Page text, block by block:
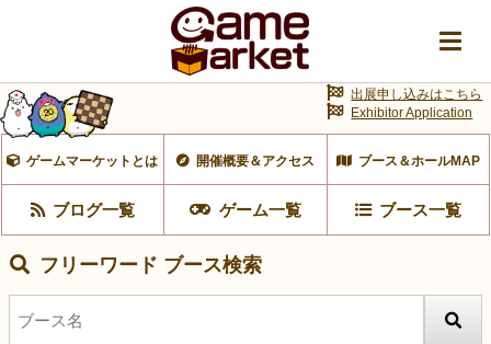
ゲームマーケットとは 開催概要＆アクセス ブース＆ホールMAP
ブログ一覧 ゲーム一覧 ブース一覧
出展申し込みはこちら
Exhibitor Application
フリーワード ブース検索